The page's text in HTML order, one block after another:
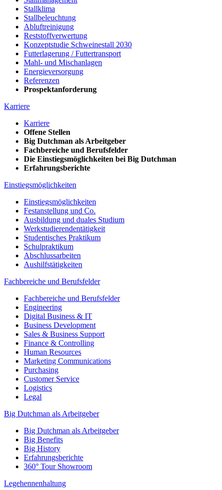
Stallklima
Stallbeleuchtung
Abluftreinigung
Reststoffverwertung
Konzeptstudie Schweinestall 2030
Futterlagerung / Futtertransport
Mahl- und Mischanlagen
Energieversorgung
Referenzen
Prospektanforderung
Karriere
Karriere
Offene Stellen
Big Dutchman als Arbeitgeber
Fachbereiche und Berufsfelder
Die Einstiegsmöglichkeiten bei Big Dutchman
Erfahrungsberichte
Einstiegsmöglichkeiten
Einstiegsmöglichkeiten
Festanstellung und Co.
Ausbildung und duales Studium
Werkstudierendentätigkeit
Studentisches Praktikum
Schulpraktikum
Abschlussarbeiten
Aushilfstätigkeiten
Fachbereiche und Berufsfelder
Fachbereiche und Berufsfelder
Engineering
Digital Business & IT
Business Development
Sales & Business Support
Finance & Controlling
Human Resources
Marketing Communications
Purchasing
Customer Service
Logistics
Legal
Big Dutchman als Arbeitgeber
Big Dutchman als Arbeitgeber
Big Benefits
Big History
Erfahrungsberichte
360° Tour Showroom
Legehennenhaltung